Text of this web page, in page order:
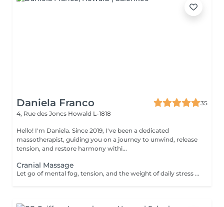
Daniela Franco
35
4, Rue des Joncs Howald L-1818
Hello! I'm Daniela. Since 2019, I've been a dedicated
massotherapist, guiding you on a journey to unwind, release
tension, and restore harmony withi...
Cranial Massage
Let go of mental fog, tension, and the weight of daily stress with the Cranial Clarity Ritual calming head massage designed to clear your mind and soothe your nervous system. Through gentle pressure, intuitive touch, and mindful pacing, this ritual helps release built-up tension in the scalp, jaw, temples, and neck while encouraging deep mental stillness. This treatment is perfect for those seeking relief from headaches, mental fatigue, or emotional overload. Leave feeling lighter, clearer, and more groundedwith a renewed sense of mental space and inner serenity. For further questions please contact us.